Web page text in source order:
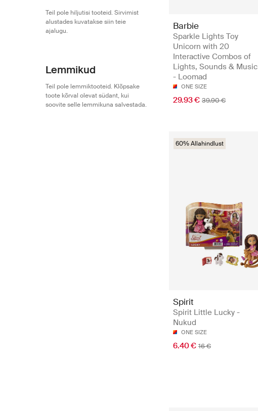
Teil pole hiljutisi tooteid. Sirvimist
alustades kuvatakse siin teie
ajalugu.
Lemmikud
Teil pole lemmiktooteid. Klõpsake
toote kõrval olevat südant, kui
soovite selle lemmikuna salvestada.
Barbie
Sparkle Lights Toy
Unicorn with 20
Interactive Combos of
Lights, Sounds & Music
- Loomad
ONE SIZE
29.93 € 39.90 €
60% Allahindlust
Spirit
Spirit Little Lucky -
Nukud
ONE SIZE
6.40 € 16 €